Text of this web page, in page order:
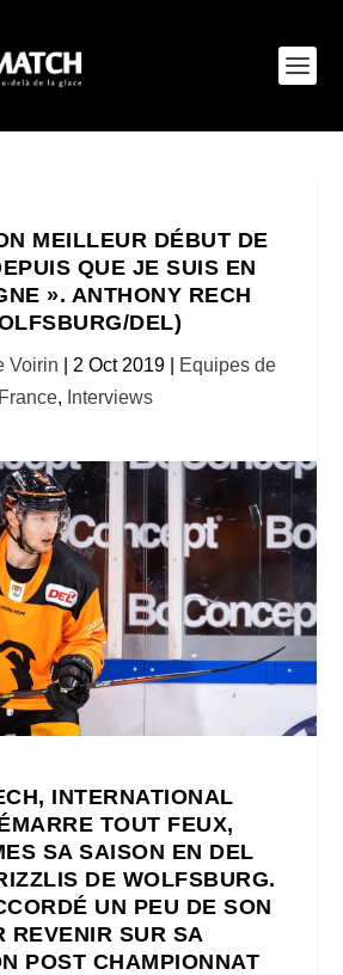
MEILLEUR DÉBUT DE
QUE JE SUIS EN
». ANTHONY RECH
DEL)
Voirin 2 Oct 2019
Equipes de
France, Interviews
INTERNATIONAL
TOUT FEUX,
SA SAISON EN DEL
DE WOLFSBURG.
UN PEU DE SON
REVENIR SUR SA
POST CHAMPIONNAT